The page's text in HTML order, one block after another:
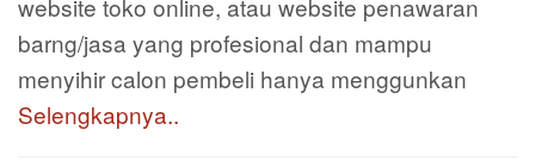
website toko online, atau website penawaran
barng/jasa yang profesional dan mampu
menyihir calon pembeli hanya menggunkan
Selengkapnya..